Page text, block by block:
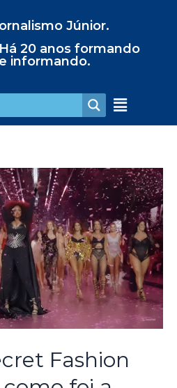
Júnior.
Há 20 anos formando
e informando.
Fashion